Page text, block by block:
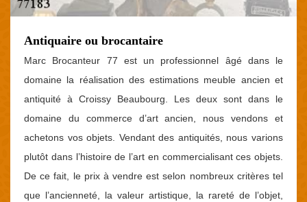
Antiquaire ou brocantaire
Marc Brocanteur 77 est un professionnel âgé dans le
domaine la réalisation des estimations meuble ancien et
antiquité à Croissy Beaubourg. Les deux sont dans le
domaine du commerce d’art ancien, nous vendons et
achetons vos objets. Vendant des antiquités, nous varions
plutôt dans l’histoire de l’art en commercialisant ces objets.
De ce fait, le prix à vendre est selon nombreux critères tel
que l’ancienneté, la valeur artistique, la rareté de l’objet,